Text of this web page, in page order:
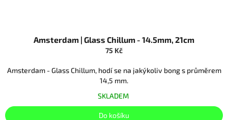
Amsterdam | Glass Chillum - 14.5mm, 21cm
75 Kč
Amsterdam - Glass Chillum, hodí se na jakýkoliv bong s průměrem
14,5 mm.
SKLADEM
Do košíku